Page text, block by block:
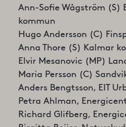
Ann-Sofie Wågström (S)
kommun
Hugo Andersson (C)
Anna Thore (S) Kalmar
Elvir Mesanovic (MP)
Maria Persson (C)
Anders Bengtsson, EIT
Petra Ahlman,
Richard Glifberg,